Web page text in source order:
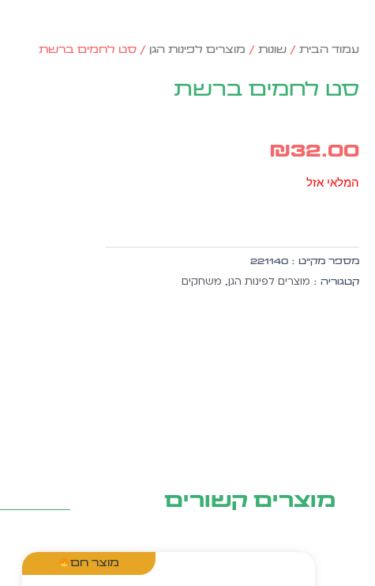
עמוד הבית / שונות / מוצרים לפינות הגן / סט לחמים ברשת
סט לחמים ברשת
₪32.00
המלאי אזל
מספר מק״ט : 221140
קטגוריה : מוצרים לפינות הגן, משחקים
מוצרים קשורים
מוצר חם